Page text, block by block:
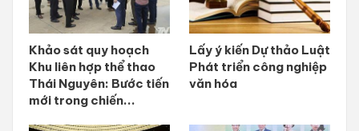
Khảo sát quy hoạch
Khu liên hợp thể thao
Thái Nguyên: Bước tiến
mới trong chiến...
Lấy ý kiến Dự thảo Luật
Phát triển công nghiệp
văn hóa